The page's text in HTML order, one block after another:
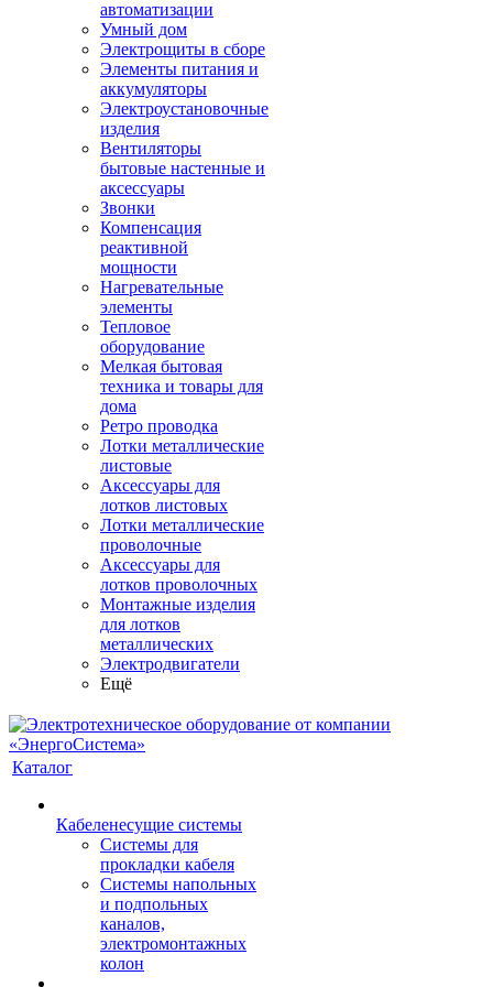
автоматизации
Умный дом
Электрощиты в сборе
Элементы питания и
аккумуляторы
Электроустановочные
изделия
Вентиляторы
бытовые настенные и
аксессуары
Звонки
Компенсация
реактивной
мощности
Нагревательные
элементы
Тепловое
оборудование
Мелкая бытовая
техника и товары для
дома
Ретро проводка
Лотки металлические
листовые
Аксессуары для
лотков листовых
Лотки металлические
проволочные
Аксессуары для
лотков проволочных
Монтажные изделия
для лотков
металлических
Электродвигатели
Ещё
Каталог
Кабеленесущие системы
Системы для
прокладки кабеля
Системы напольных
и подпольных
каналов,
электромонтажных
колон